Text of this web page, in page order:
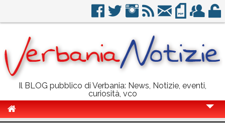
Il BLOG pubblico di Verbania: News, Notizie, eventi,
curiosità, vco